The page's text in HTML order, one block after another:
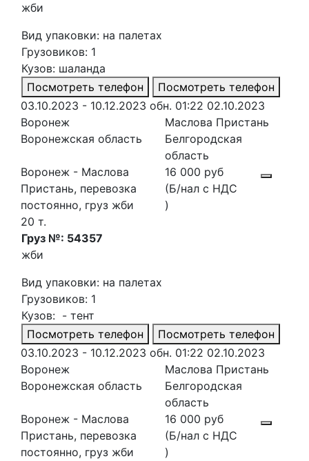
жби
Вид упаковки: на палетах
Грузовиков: 1
Кузов: шаланда
Посмотреть телефон
Посмотреть телефон
03.10.2023 - 10.12.2023 обн. 01:22 02.10.2023
Воронеж
Воронежская область
Маслова Пристань
Белгородская
область
Воронеж - Маслова
Пристань, перевозка
постоянно, груз жби
20 т.
16 000 руб
(Б/нал с НДС
)
Груз №: 54357
жби
Вид упаковки: на палетах
Грузовиков: 1
Кузов: - тент
Посмотреть телефон
Посмотреть телефон
03.10.2023 - 10.12.2023 обн. 01:22 02.10.2023
Воронеж
Воронежская область
Маслова Пристань
Белгородская
область
Воронеж - Маслова
Пристань, перевозка
постоянно, груз жби
16 000 руб
(Б/нал с НДС
)